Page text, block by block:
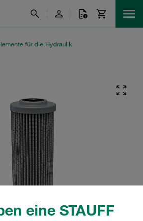
eine STAUFF
für die Hydraulik